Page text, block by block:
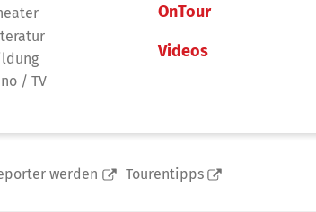
/ TV
OnTour
Videos
werden Tourentipps